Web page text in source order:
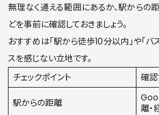
無理なく通える範囲にあるか、駅からの
どを事前に確認しておきましょう。
おすすめは「駅から徒歩10分以内」や「バ
スを感じない立地です。
チェックポイント
確
駅からの距離
離